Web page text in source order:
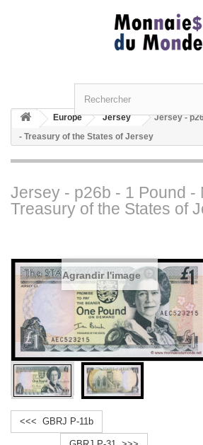
Europe Jersey
Jersey -
- Treasury of the States of Jersey
Jersey - p26b - 1 Pound -
Treasury of the States of
Agrandir l'image
<<< GBRJ P-11b